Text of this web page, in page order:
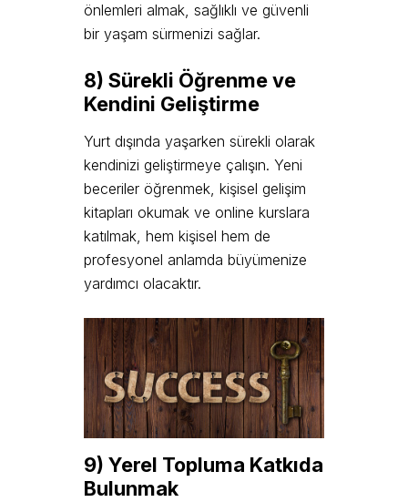
önlemleri almak, sağlıklı ve güvenli
bir yaşam sürmenizi sağlar.
8) Sürekli Öğrenme ve
Kendini Geliştirme
Yurt dışında yaşarken sürekli olarak
kendinizi geliştirmeye çalışın. Yeni
beceriler öğrenmek, kişisel gelişim
kitapları okumak ve online kurslara
katılmak, hem kişisel hem de
profesyonel anlamda büyümenize
yardımcı olacaktır.
9) Yerel Topluma Katkıda
Bulunmak